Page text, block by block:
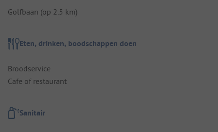
Golfbaan (op 2.5 km)
Eten, drinken, boodschappen doen
Broodservice
Cafe of restaurant
Sanitair